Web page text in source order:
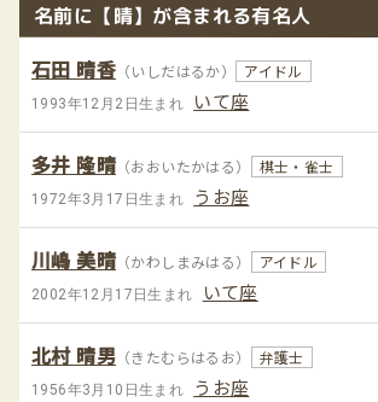
名前に【晴】が含まれる有名人
石田 晴香 （いしだはるか） アイドル
1993年12月2日生まれ いて座
多井 隆晴 （おおいたかはる） 棋士・雀士
1972年3月17日生まれ うお座
川嶋 美晴 （かわしまみはる） アイドル
2002年12月17日生まれ いて座
北村 晴男 （きたむらはるお） 弁護士
1956年3月10日生まれ うお座